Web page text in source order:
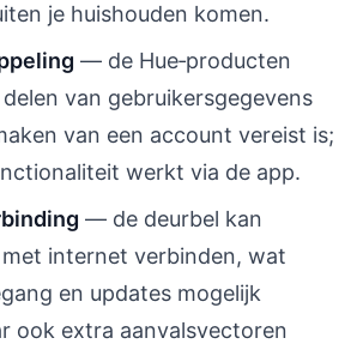
je huishouden komen.
— de Hue‑producten
van gebruikersgegevens
van een account vereist is;
werkt via de app.
— de deurbel kan
internet verbinden, wat
en updates mogelijk
ook extra aanvalsvectoren